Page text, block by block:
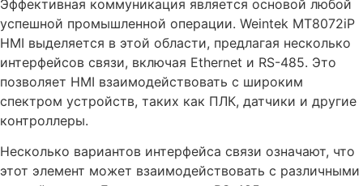
Эффективная коммуникация является основой любой
успешной промышленной операции. Weintek MT8072iP
HMI выделяется в этой области, предлагая несколько
интерфейсов связи, включая Ethernet и RS-485. Это
позволяет HMI взаимодействовать с широким
спектром устройств, таких как ПЛК, датчики и другие
контроллеры.
Несколько вариантов интерфейса связи означают, что
этот элемент может взаимодействовать с различными